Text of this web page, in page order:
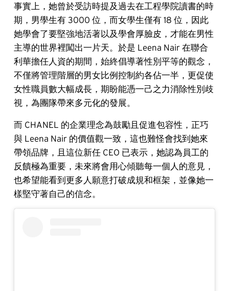
事實上，她曾於受訪時提及過去在工程學院讀書的時
期，男學生有 3000 位，而女學生僅有 18 位，因此
她學會了要堅強地活著以及學會厚臉皮，才能在男性
主導的世界裡闖出一片天。於是 Leena Nair 在聯合
利華擔任人資的期間，始終倡導著性別平等的觀念，
不僅將管理階層的男女比例控制約各佔一半，更促使
女性職員數大幅成長，期盼能憑一己之力消除性別歧
視，為團隊帶來多元化的發展。
而 CHANEL 的企業理念為鼓勵且促進包容性，正巧
與 Leena Nair 的價值觀一致，這也難怪會找到她來
帶領品牌，且這位新任 CEO 已表示，她認為員工的
反饋極為重要，未來將會用心傾聽每一個人的意見，
也希望能看到更多人願意打破成規和框架，並像她一
樣堅守著自己的信念。